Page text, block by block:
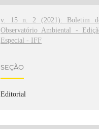
v. 15 n. 2 (2021): Boletim
Observatório Ambiental -
Especial - IFF
SEÇÃO
Editorial